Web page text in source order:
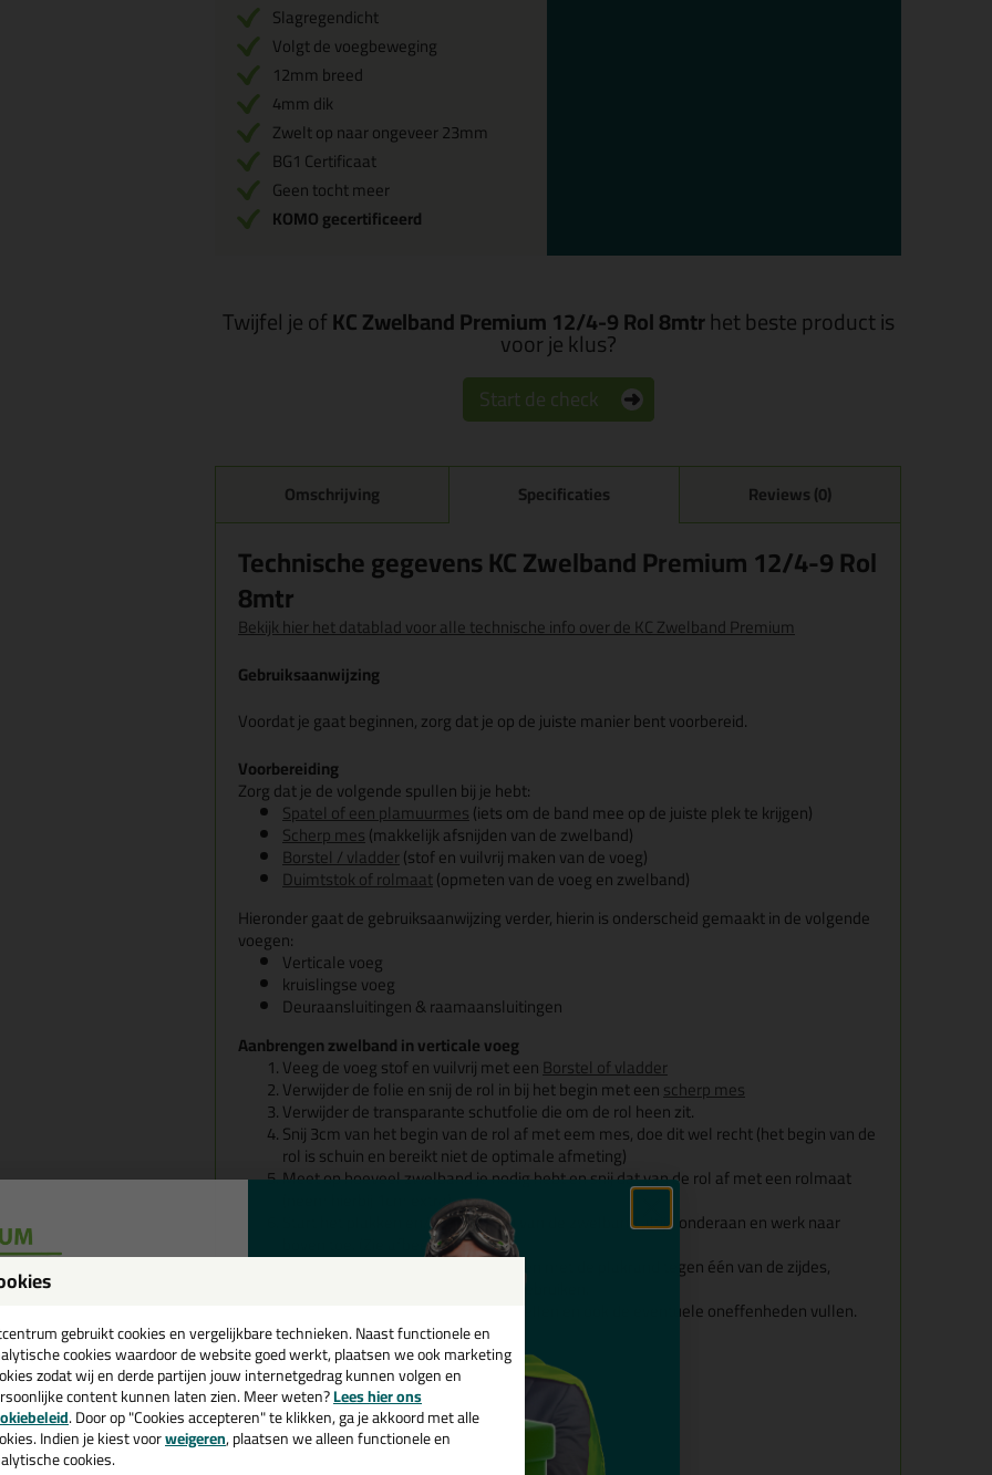
Slagregendicht
Volgt de voegbeweging
12mm breed
4mm dik
Zwelt op naar ongeveer 23mm
BG1 Certificaat
Geen tocht meer
KOMO gecertificeerd
Twijfel je ofKC Zwelband Premium 12/4-9 Rol 8mtrhet beste product is
voor je klus?
Start de check
Omschrijving Specificaties Reviews (0)
Technische gegevens KC Zwelband Premium 12/4-9 Rol
8mtr
Bekijk hier het datablad voor alle technische info over de KC Zwelband Premium
Gebruiksaanwijzing
Voordat je gaat beginnen, zorg dat je op de juiste manier bent voorbereid.
Voorbereiding
Zorg dat je de volgende spullen bij je hebt:
Spatel of een plamuurmes(iets om de band mee op de juiste plek te krijgen)
Scherp mes(makkelijk afsnijden van de zwelband)
Borstel / vladder(stof en vuilvrij maken van de voeg)
Duimtstok of rolmaat(opmeten van de voeg en zwelband)
Hieronder gaat de gebruiksaanwijzing verder, hierin is onderscheid gemaakt in de volgende
voegen:
Verticale voeg
kruislingse voeg
Deuraansluitingen & raamaansluitingen
Aanbrengen zwelband in verticale voeg
Veeg de voeg stof en vuilvrij met eenBorstel of vladder
Verwijder de folie en snij de rol in bij het begin met eenscherp mes
Verwijder de transparante schutfolie die om de rol heen zit.
Snij 3cm van het begin van de rol af met eem mes, doe dit wel recht (het begin van de
rol is schuin en bereikt niet de optimale afmeting)
Meet op hoeveel zwelband je nodig hebt en snij dat van de rol af met een rolmaat
(neem hierbij 1cm extra)
Start het plakken en/of instoppen van de zwelband altijd onderaan en werk naar
boven toe. (Zie afbeelding⬇️)
Duw de zwelband op zijn plek met en met de plakrand tegen één van de zijdes,
te gebruiken.
Klaar is kees! Nu zal de band opzwellen en ook de eventuele oneffenheden vullen.
gebruikt cookies en vergelijkbare technieken. Naast functionele en
cookies waardoor de website goed werkt, plaatsen we ook marketing
zodat wij en derde partijen jouw internetgedrag kunnen volgen en
content kunnen laten zien. Meer weten?Lees hier ons
. Door op "Cookies accepteren" te klikken, ga je akkoord met alle
Indien je kiest voorweigeren, plaatsen we alleen functionele en
cookies.
💚
en ontvang een
€35,-bij je eerste bestelling!